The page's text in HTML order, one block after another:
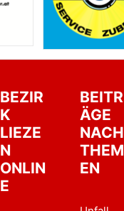
BEZIR
K
LIEZE
N
ONLIN
E
BEITR
ÄGE
NACH
THEM
EN